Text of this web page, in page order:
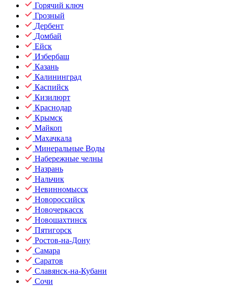
Горячий ключ
Грозный
Дербент
Домбай
Ейск
Избербаш
Казань
Калининград
Каспийск
Кизилюрт
Краснодар
Крымск
Майкоп
Махачкала
Минеральные Воды
Набережные челны
Назрань
Нальчик
Невинномысск
Новороссийск
Новочеркасск
Новошахтинск
Пятигорск
Ростов-на-Дону
Самара
Саратов
Славянск-на-Кубани
Сочи